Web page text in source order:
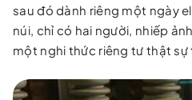
sau đó dành riêng một ngày
núi, chỉ có hai người, nhiếp
một nghi thức riêng tư thật sự